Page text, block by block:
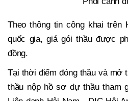
Theo thông tin công khai trên
quốc gia, giá gói thầu được
đồng.
Tại thời điểm đóng thầu và mở
thầu nộp hồ sơ dự thầu tham